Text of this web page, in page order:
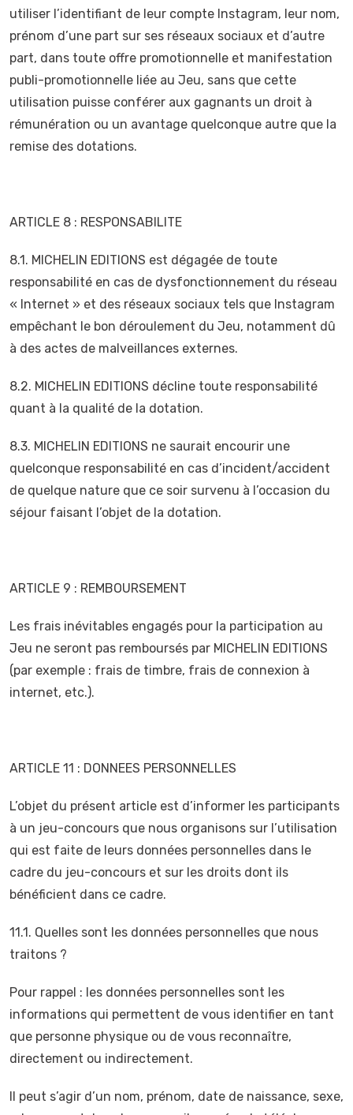
utiliser l’identifiant de leur compte Instagram, leur nom,
prénom d’une part sur ses réseaux sociaux et d’autre
part, dans toute offre promotionnelle et manifestation
publi-promotionnelle liée au Jeu, sans que cette
utilisation puisse conférer aux gagnants un droit à
rémunération ou un avantage quelconque autre que la
remise des dotations.
ARTICLE 8 : RESPONSABILITE
8.1. MICHELIN EDITIONS est dégagée de toute
responsabilité en cas de dysfonctionnement du réseau
« Internet » et des réseaux sociaux tels que Instagram
empêchant le bon déroulement du Jeu, notamment dû
à des actes de malveillances externes.
8.2. MICHELIN EDITIONS décline toute responsabilité
quant à la qualité de la dotation.
8.3. MICHELIN EDITIONS ne saurait encourir une
quelconque responsabilité en cas d’incident/accident
de quelque nature que ce soir survenu à l’occasion du
séjour faisant l’objet de la dotation.
ARTICLE 9 : REMBOURSEMENT
Les frais inévitables engagés pour la participation au
Jeu ne seront pas remboursés par MICHELIN EDITIONS
(par exemple : frais de timbre, frais de connexion à
internet, etc.).
ARTICLE 11 : DONNEES PERSONNELLES
L’objet du présent article est d’informer les participants
à un jeu-concours que nous organisons sur l’utilisation
qui est faite de leurs données personnelles dans le
cadre du jeu-concours et sur les droits dont ils
bénéficient dans ce cadre.
11.1. Quelles sont les données personnelles que nous
traitons ?
Pour rappel : les données personnelles sont les
informations qui permettent de vous identifier en tant
que personne physique ou de vous reconnaître,
directement ou indirectement.
Il peut s’agir d’un nom, prénom, date de naissance, sexe,